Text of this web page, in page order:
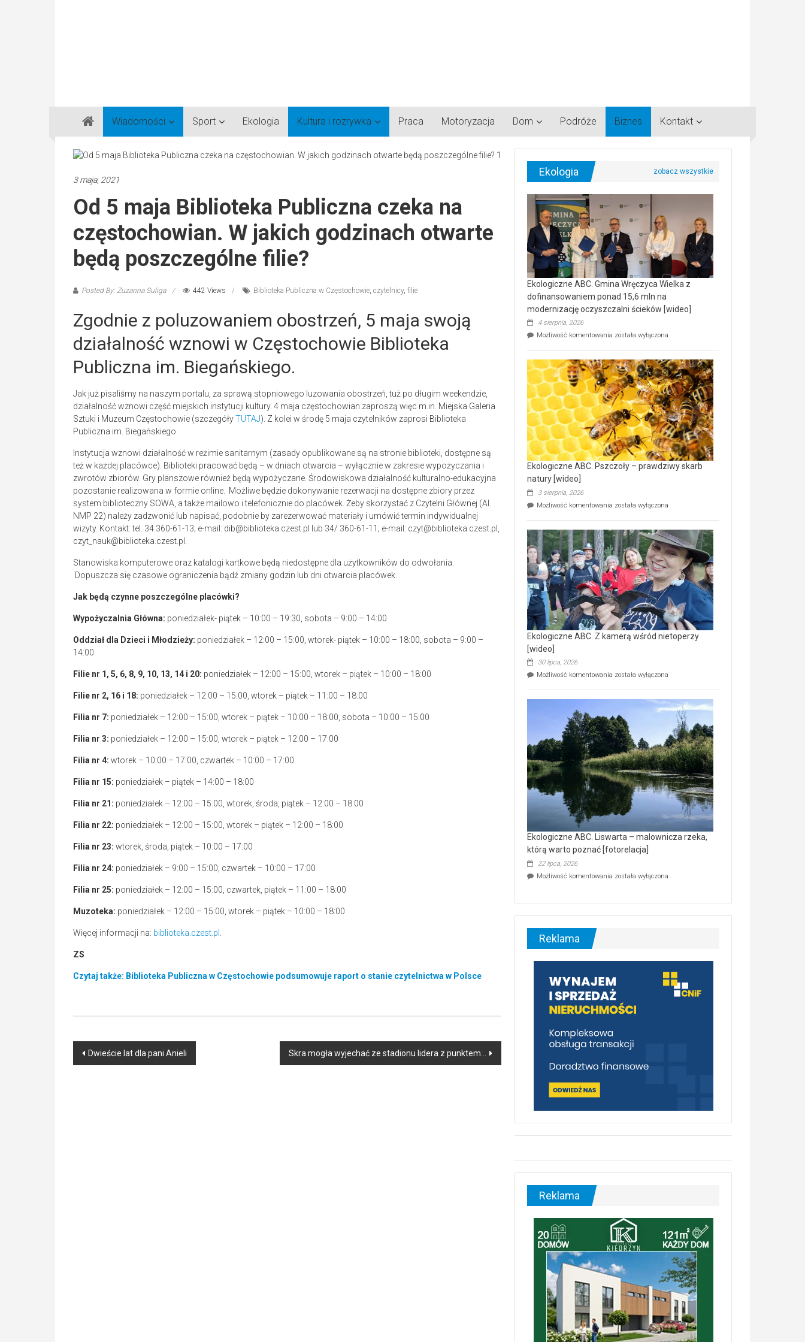
Gazeta
Regionalna
Częstochowa,
Lubliniec,
Wiadomości Sport Ekologia Kultura i rozrywka Praca Motoryzacja Dom Podróże Biznes Kontakt
3 maja, 2021
Od 5 maja Biblioteka Publiczna czeka na
częstochowian. W jakich godzinach otwarte
będą poszczególne filie?
Posted By: Zuzanna Suliga 442 Views Biblioteka Publiczna w Częstochowie, czytelnicy, filie
Zgodnie z poluzowaniem obostrzeń, 5 maja swoją
działalność wznowi w Częstochowie Biblioteka
Publiczna im. Biegańskiego.
Jak już pisaliśmy na naszym portalu, za sprawą stopniowego luzowania obostrzeń, tuż po długim weekendzie,
działalność wznowi część miejskich instytucji kultury. 4 maja częstochowian zaproszą więc m.in. Miejska Galeria
Sztuki i Muzeum Częstochowie (szczegółyTUTAJ). Z kolei w środę 5 maja czytelników zaprosi Biblioteka
Publiczna im. Biegańskiego.
Instytucja wznowi działalność w reżimie sanitarnym (zasady opublikowane są na stronie biblioteki, dostępne są
też w każdej placówce). Biblioteki pracować będą – w dniach otwarcia – wyłącznie w zakresie wypożyczania i
zwrotów zbiorów. Gry planszowe również będą wypożyczane. Środowiskowa działalność kulturalno-edukacyjna
pozostanie realizowana w formie online. Możliwe będzie dokonywanie rezerwacji na dostępne zbiory przez
system biblioteczny SOWA, a także mailowo i telefonicznie do placówek. Żeby skorzystać z Czytelni Głównej (Al.
NMP 22) należy zadzwonić lub napisać, podobnie by zarezerwować materiały i umówić termin indywidualnej
wizyty. Kontakt: tel. 34 360-61-13; e-mail: dib@biblioteka.czest.pl lub 34/ 360-61-11; e-mail: czyt@biblioteka.czest.pl,
czyt_nauk@biblioteka.czest.pl.
Stanowiska komputerowe oraz katalogi kartkowe będą niedostępne dla użytkowników do odwołania.
Dopuszcza się czasowe ograniczenia bądź zmiany godzin lub dni otwarcia placówek.
Jak będą czynne poszczególne placówki?
Wypożyczalnia Główna: poniedziałek- piątek – 10:00 – 19:30, sobota – 9:00 – 14:00
Oddział dla Dzieci i Młodzieży: poniedziałek – 12:00 – 15:00, wtorek- piątek – 10:00 – 18:00, sobota – 9:00 –
14:00
Filie nr 1, 5, 6, 8, 9, 10, 13, 14 i 20: poniedziałek – 12:00 – 15:00, wtorek – piątek – 10:00 – 18:00
Filie nr 2, 16 i 18: poniedziałek – 12:00 – 15:00, wtorek – piątek – 11:00 – 18:00
Filia nr 7: poniedziałek – 12:00 – 15:00, wtorek – piątek – 10:00 – 18:00, sobota – 10:00 – 15:00
Filia nr 3: poniedziałek – 12:00 – 15:00, wtorek – piątek – 12:00 – 17:00
Filia nr 4: wtorek – 10:00 – 17:00, czwartek – 10:00 – 17:00
Filia nr 15: poniedziałek – piątek – 14:00 – 18:00
Filia nr 21: poniedziałek – 12:00 – 15:00, wtorek, środa, piątek – 12:00 – 18:00
Filia nr 22: poniedziałek – 12:00 – 15:00, wtorek – piątek – 12:00 – 18:00
Filia nr 23: wtorek, środa, piątek – 10:00 – 17:00
Filia nr 24: poniedziałek – 9:00 – 15:00, czwartek – 10:00 – 17:00
Filia nr 25: poniedziałek – 12:00 – 15:00, czwartek, piątek – 11:00 – 18:00
Muzoteka: poniedziałek – 12:00 – 15:00, wtorek – piątek – 10:00 – 18:00
Więcej informacji na: biblioteka.czest.pl .
ZS
Czytaj także: Biblioteka Publiczna w Częstochowie podsumowuje raport o stanie czytelnictwa w Polsce
Post
Dwieście lat dla pani Anieli Skra mogła wyjechać ze stadionu lidera z punktem…
Ekologia
Ekologiczne ABC. Gmina Wręczyca Wielka z
dofinansowaniem ponad 15,6 mln na
modernizację oczyszczalni ścieków [wideo]
4 sierpnia, 2026
Możliwość komentowania Ekologiczne
Wręczyca
Wielka
z
dofinansowaniem
ponad
15,6
mln
na
modernizację
oczyszczalni
ścieków
[wideo]
została wyłączona
Ekologiczne ABC. Pszczoły – prawdziwy skarb
natury [wideo]
3 sierpnia, 2026
Możliwość komentowania Ekologiczne
–
prawdziwy
skarb
natury
[wideo]
została wyłączona
Ekologiczne ABC. Z kamerą wśród nietoperzy
[wideo]
30 lipca, 2026
Możliwość komentowania Ekologiczne
wśród
nietoperzy
[wideo]
została wyłączona
Ekologiczne ABC. Liswarta – malownicza rzeka,
którą warto poznać [fotorelacja]
22 lipca, 2026
Możliwość komentowania Ekologiczne
–
malownicza
[fotorelacja]
została wyłączona
Reklama
Reklama